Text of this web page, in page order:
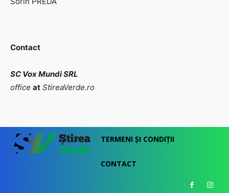
Contact
SC Vox Mundi SRL
office at StireaVerde.ro
TERMENI ȘI CONDIȚII
CONTACT